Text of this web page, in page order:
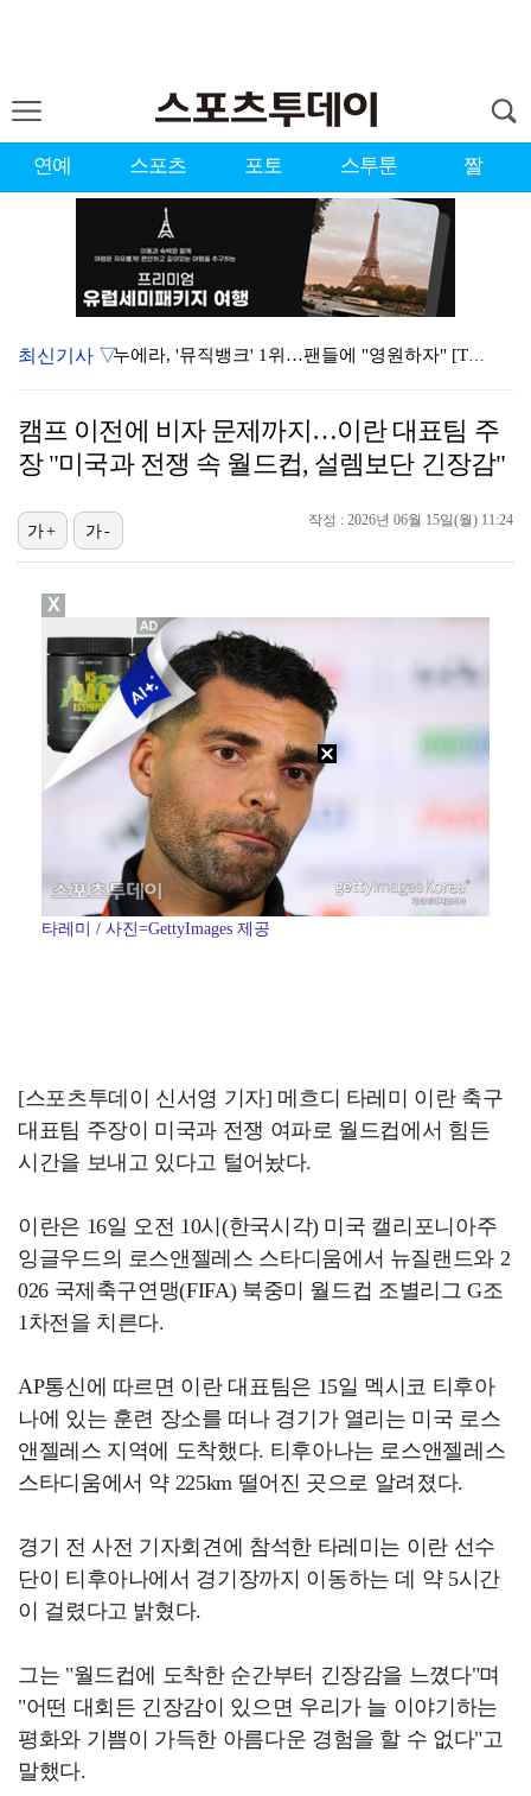
연예 스포츠 포토 스투툰 짤
누에라, '뮤직뱅크' 1위…팬들에 "영원하자" [TV캡…
대한축구협회의 '심판 성접대'…최악의 경우 런던 올림픽…
폭발까지 5분…안보현·정은채, 목숨 건 사투 시작(재벌…
'1라운드 115위' 김민별, 2라운드 7타 줄이며 7…
이강인, 아틀레티코 마드리드 첫 훈련 진행…9일 맨시티…
진세연, 전속계약 종료…FA 시장 나왔다 [공식]
최신기사 ▽
캠프 이전에 비자 문제까지…이란 대표팀 주
장 "미국과 전쟁 속 월드컵, 설렘보단 긴장감"
작성 : 2026년 06월 15일(월) 11:24
가+ 가-
타레미 / 사진=GettyImages 제공
[스포츠투데이 신서영 기자] 메흐디 타레미 이란 축구
대표팀 주장이 미국과 전쟁 여파로 월드컵에서 힘든
시간을 보내고 있다고 털어놨다.
이란은 16일 오전 10시(한국시각) 미국 캘리포니아주
잉글우드의 로스앤젤레스 스타디움에서 뉴질랜드와 2
026 국제축구연맹(FIFA) 북중미 월드컵 조별리그 G조
1차전을 치른다.
AP통신에 따르면 이란 대표팀은 15일 멕시코 티후아
나에 있는 훈련 장소를 떠나 경기가 열리는 미국 로스
앤젤레스 지역에 도착했다. 티후아나는 로스앤젤레스
스타디움에서 약 225km 떨어진 곳으로 알려졌다.
경기 전 사전 기자회견에 참석한 타레미는 이란 선수
단이 티후아나에서 경기장까지 이동하는 데 약 5시간
이 걸렸다고 밝혔다.
그는 "월드컵에 도착한 순간부터 긴장감을 느꼈다"며
"어떤 대회든 긴장감이 있으면 우리가 늘 이야기하는
평화와 기쁨이 가득한 아름다운 경험을 할 수 없다"고
말했다.
X